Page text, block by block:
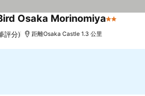
Osaka Morinomiya2 星級
評分) 距離Osaka Castle 1.3 公里